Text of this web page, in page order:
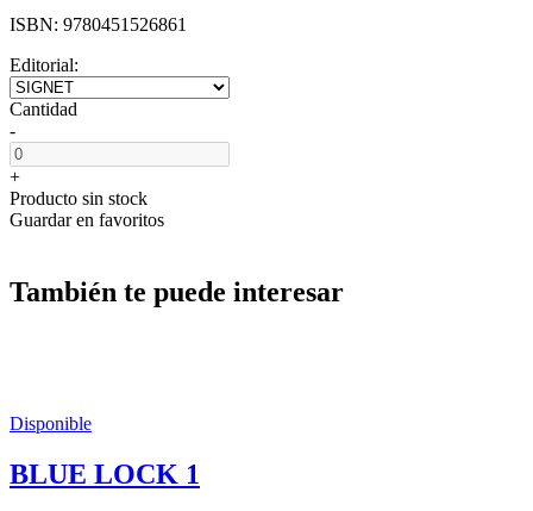
ISBN: 9780451526861
Editorial:
Cantidad
-
+
Producto sin stock
Guardar en favoritos
También te puede interesar
Disponible
BLUE LOCK 1